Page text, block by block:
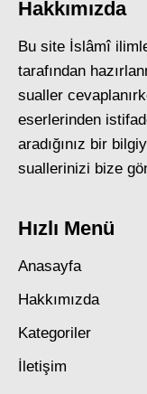
Hakkımızda
Bu site İslâmî
tarafından
sualler
eserlerinden
aradığınız bir
suallerinizi bize
Hızlı Menü
Anasayfa
Hakkımızda
Kategoriler
İletişim